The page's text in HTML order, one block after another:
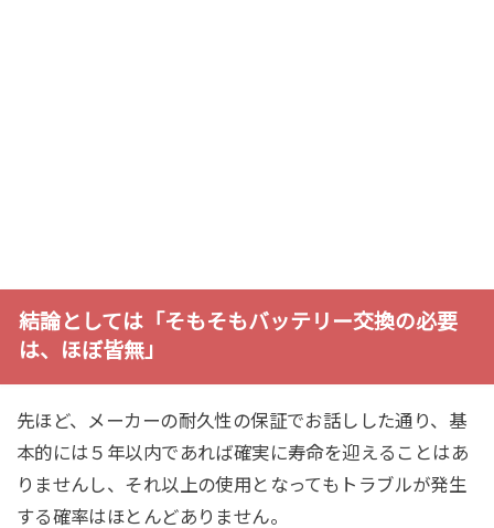
結論としては「そもそもバッテリー交換の必要
は、ほぼ皆無」
先ほど、メーカーの耐久性の保証でお話しした通り、基
本的には５年以内であれば確実に寿命を迎えることはあ
りませんし、それ以上の使用となってもトラブルが発生
する確率はほとんどありません。